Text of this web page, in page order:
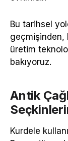
Bu tarihsel
geçmişinden,
üretim
bakıyoruz.
Antik
Kurdele